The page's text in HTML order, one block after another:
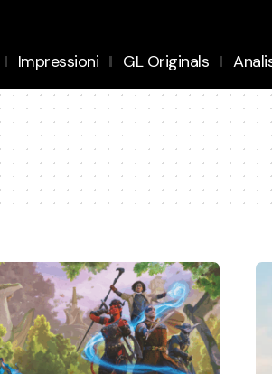
Impressioni GL Originals